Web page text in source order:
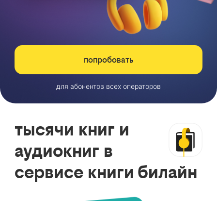
попробовать
для абонентов всех операторов
тысячи книг и
аудиокниг в
сервисе книги билайн